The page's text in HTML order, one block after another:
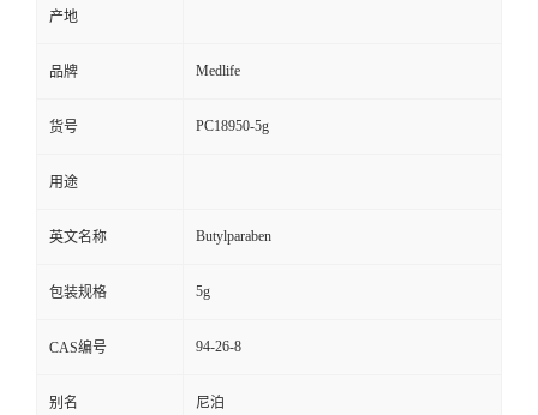
产地
品牌 Medlife
货号 PC18950-5g
用途
英文名称 Butylparaben
包装规格 5g
CAS编号 94-26-8
别名 尼泊